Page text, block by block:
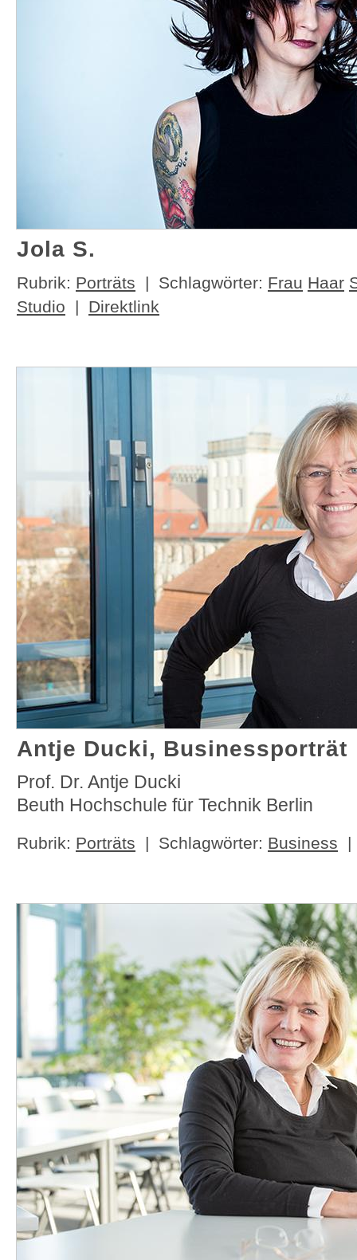
Jola S.
Rubrik: Porträts | Schlagwörter: Frau Haar
Studio | Direktlink
Antje Ducki, Businessporträt
Prof. Dr. Antje Ducki
Beuth Hochschule für Technik Berlin
Rubrik: Porträts | Schlagwörter: Business